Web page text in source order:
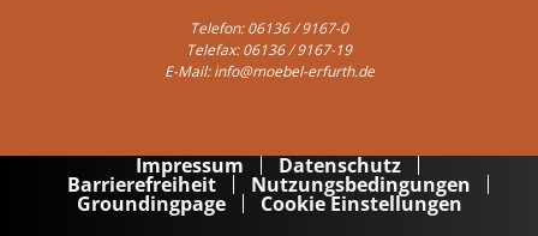
Telefon:06136 / 9167-0
Telefax: 06136 / 9167-19
E-Mail:info@moebel-erfurth.de
Impressum Datenschutz
Barrierefreiheit Nutzungsbedingungen
Groundingpage Cookie Einstellungen